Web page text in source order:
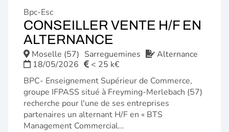
Bpc-Esc
CONSEILLER VENTE H/F EN
ALTERNANCE
FENÊTRE)
Moselle (57) Sarreguemines
Alternance
18/05/2026
< 25 k€
BPC- Enseignement Supérieur de Commerce,
groupe IFPASS situé à Freyming-Merlebach (57)
recherche pour l'une de ses entreprises
partenaires un alternant H/F en « BTS
Management Commercial...